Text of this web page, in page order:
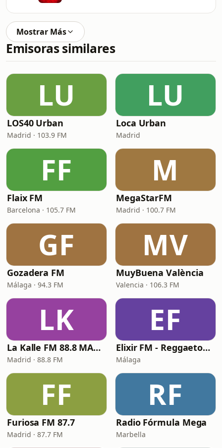
Mostrar Más
Emisoras similares
LU
LOS40 Urban
Madrid · 103.9 FM
LU
Loca Urban
Madrid
FF
Flaix FM
Barcelona · 105.7 FM
M
MegaStarFM
Madrid · 100.7 FM
GF
Gozadera FM
Málaga · 94.3 FM
MV
MuyBuena València
Valencia · 106.3 FM
LK
La Kalle FM 88.8 MADRID
Madrid · 88.8 FM
EF
Elixir FM - Reggaeton Party
Málaga
FF
Furiosa FM 87.7
Madrid · 87.7 FM
RF
Radio Fórmula Mega
Marbella